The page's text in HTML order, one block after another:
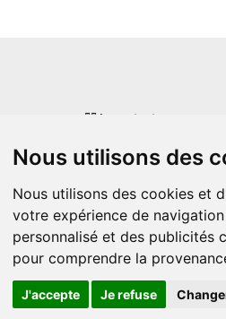
Nous utilisons des
Nous utilisons des cookies et
votre expérience de
personnalisé et des publicités
pour comprendre la
J'accepte Je refuse
LTD
☝🏼 Important
lié de quelque manière
Company, Pixar, Disney
associés. Toute demande
Pixar sera ignorée. Merci